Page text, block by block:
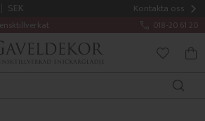
Kontakta oss
018-20 61 20
SEK